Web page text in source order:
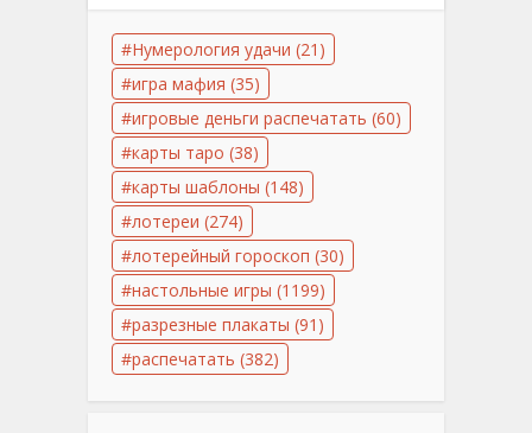
Нумерология удачи (21)
игра мафия (35)
игровые деньги распечатать (60)
карты таро (38)
карты шаблоны (148)
лотереи (274)
лотерейный гороскоп (30)
настольные игры (1199)
разрезные плакаты (91)
распечатать (382)